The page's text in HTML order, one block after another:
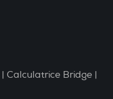
|Calculatrice Bridge |